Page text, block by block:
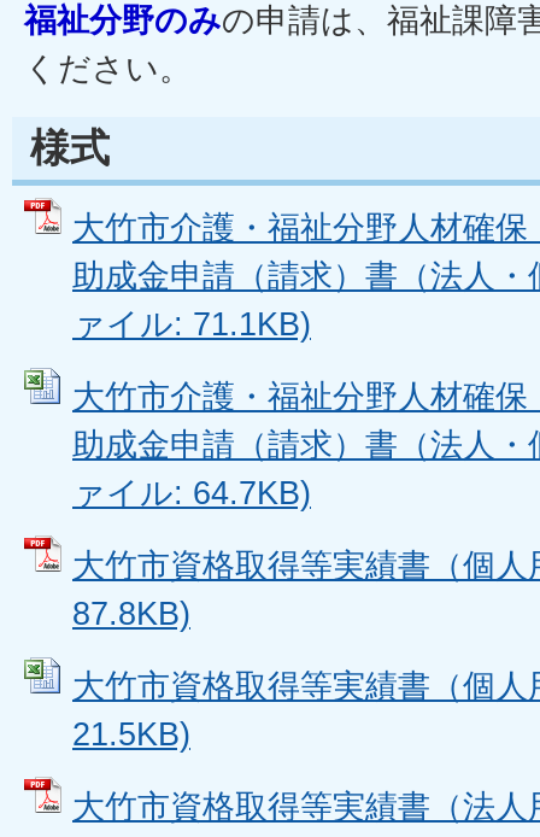
福祉分野のみの申請は、福祉課障
ください。
様式
大竹市介護・福祉分野人材確
助成金申請（請求）書（法人
ァイル: 71.1KB)
大竹市介護・福祉分野人材確
助成金申請（請求）書（法人
ァイル: 64.7KB)
大竹市資格取得等実績書（個
87.8KB)
大竹市資格取得等実績書（個
21.5KB)
大竹市資格取得等実績書（法